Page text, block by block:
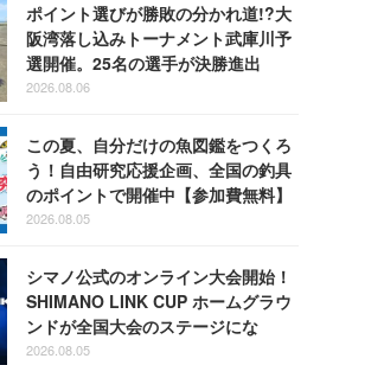
ポイント選びが勝敗の分かれ道!?大
阪湾落し込みトーナメント武庫川予
選開催。25名の選手が決勝進出
2026.08.06
この夏、自分だけの魚図鑑をつくろ
う！自由研究応援企画、全国の釣具
のポイントで開催中【参加費無料】
2026.08.05
シマノ公式のオンライン大会開始！
SHIMANO LINK CUP ホームグラウ
ンドが全国大会のステージにな
る！
2026.08.05